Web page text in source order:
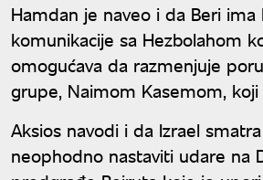
Hamdan je naveo i da Beri ima
komunikacije sa Hezbolahom
omogućava da razmenjuje
grupe, Naimom Kasemom, koji
Aksios navodi i da Izrael
neophodno nastaviti udare na